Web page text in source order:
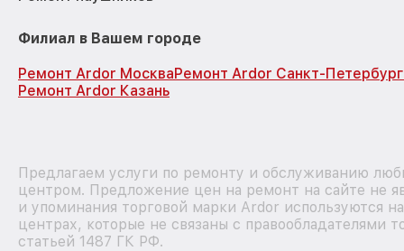
Филиал в Вашем городе
Ремонт Ardor МоскваРемонт Ardor Санкт-Петербург
Ремонт Ardor Казань
Предлагаем услуги по ремонту и обслуживанию
центром. Предложение цен на ремонт на сайте не
и упоминания торговой марки Ardor используются
центрах, которые не связаны с правообладателями
статьей 1487 ГК РФ.